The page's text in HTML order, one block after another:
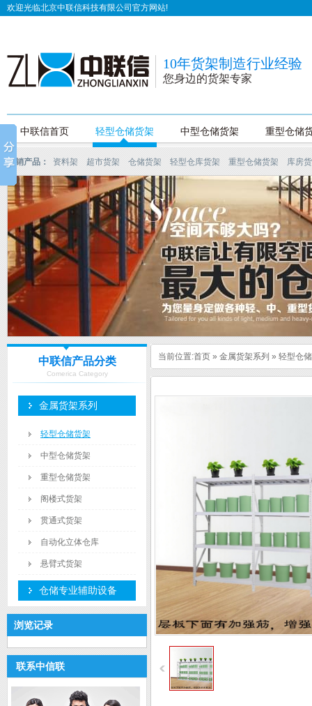
欢迎光临北京中联信科技有限公司官方网站!
10年货架制造行业经验
您身边的货架专家
中联信首页 轻型仓储货架 中型仓储货架 重型仓储
热销产品： 资料架 超市货架 仓储货架 轻型仓库货架 重型仓储货架 库房
中联信产品分类
Comerica Category
金属货架系列
轻型仓储货架
中型仓储货架
重型仓储货架
阁楼式货架
贯通式货架
自动化立体仓库
悬臂式货架
仓储专业辅助设备
浏览记录
联系中信联
当前位置:首页 » 金属货架系列 » 轻型仓